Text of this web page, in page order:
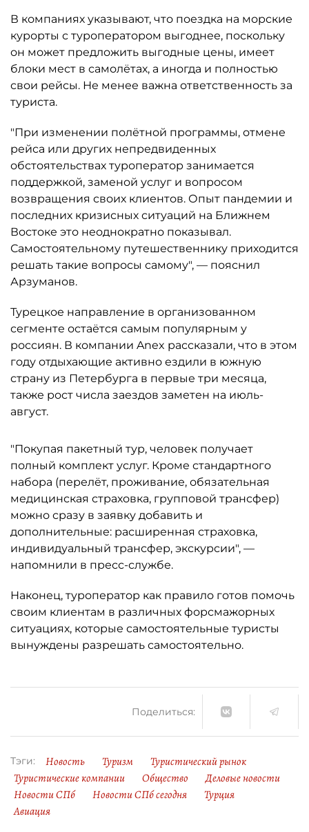
В компаниях указывают, что поездка на морские
курорты с туроператором выгоднее, поскольку
он может предложить выгодные цены, имеет
блоки мест в самолётах, а иногда и полностью
свои рейсы. Не менее важна ответственность за
туриста.
"При изменении полётной программы, отмене
рейса или других непредвиденных
обстоятельствах туроператор занимается
поддержкой, заменой услуг и вопросом
возвращения своих клиентов. Опыт пандемии и
последних кризисных ситуаций на Ближнем
Востоке это неоднократно показывал.
Самостоятельному путешественнику приходится
решать такие вопросы самому", — пояснил
Арзуманов.
Турецкое направление в организованном
сегменте остаётся самым популярным у
россиян. В компании Anex рассказали, что в этом
году отдыхающие активно ездили в южную
страну из Петербурга в первые три месяца,
также рост числа заездов заметен на июль-
август.
"Покупая пакетный тур, человек получает
полный комплект услуг. Кроме стандартного
набора (перелёт, проживание, обязательная
медицинская страховка, групповой трансфер)
можно сразу в заявку добавить и
дополнительные: расширенная страховка,
индивидуальный трансфер, экскурсии", —
напомнили в пресс-службе.
Наконец, туроператор как правило готов помочь
своим клиентам в различных форсмажорных
ситуациях, которые самостоятельные туристы
вынуждены разрешать самостоятельно.
Поделиться:
Тэги: Новость Туризм
Туристический рынок
Туристические компании
Общество
Деловые новости
Новости СПб
Новости СПб сегодня
Турция
Авиация